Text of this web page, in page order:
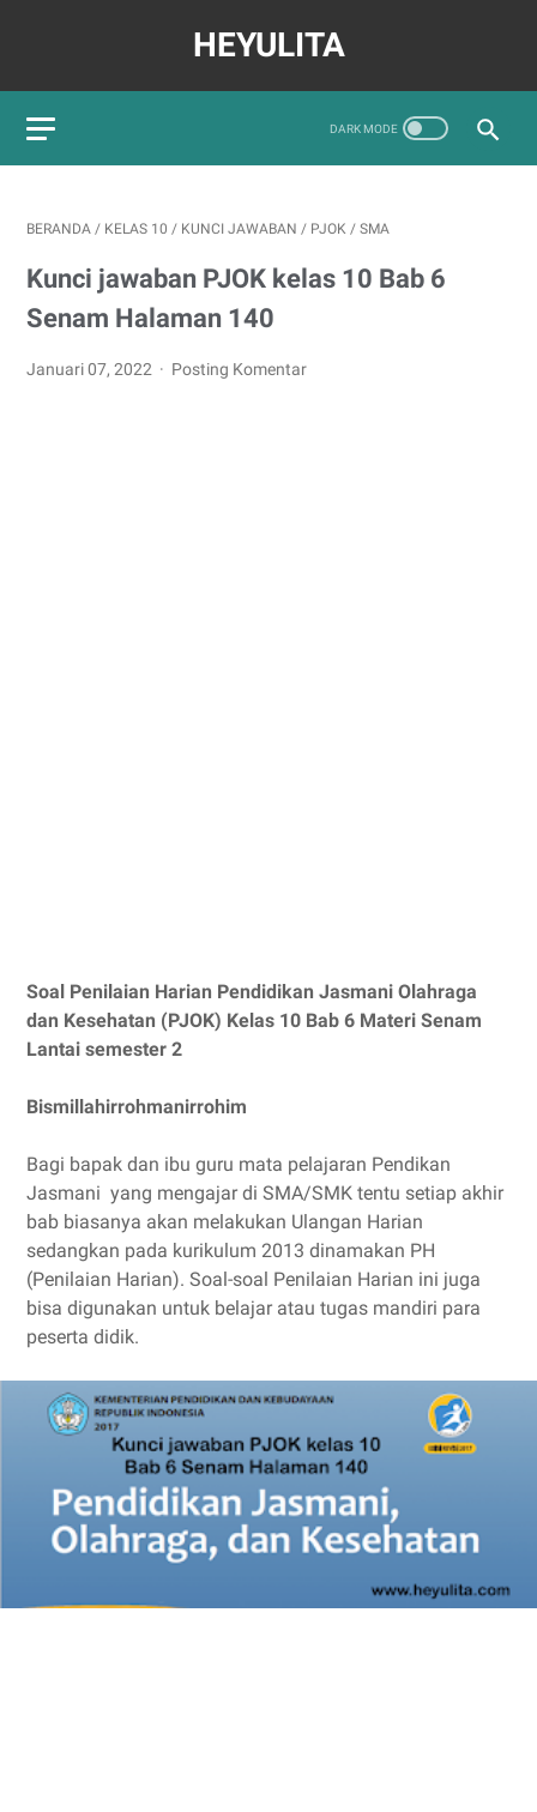
HEYULITA
BERANDA / KELAS 10 / KUNCI JAWABAN / PJOK / SMA
Kunci jawaban PJOK kelas 10 Bab 6
Senam Halaman 140
Januari 07, 2022 Posting Komentar
Soal Penilaian Harian Pendidikan Jasmani Olahraga
dan Kesehatan (PJOK) Kelas 10 Bab 6 Materi Senam
Lantai semester 2
Bismillahirrohmanirrohim
Bagi bapak dan ibu guru mata pelajaran Pendikan
Jasmani yang mengajar di SMA/SMK tentu setiap akhir
bab biasanya akan melakukan Ulangan Harian
sedangkan pada kurikulum 2013 dinamakan PH
(Penilaian Harian). Soal-soal Penilaian Harian ini juga
bisa digunakan untuk belajar atau tugas mandiri para
peserta didik.